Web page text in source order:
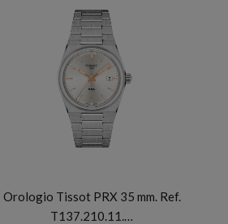
Orologio Tissot PRX 35 mm. Ref.
T137.210.11.…